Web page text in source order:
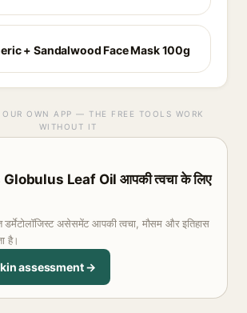
+ Sandalwood Face Mask 100g
OUR OWN APP — THE FREE TOOLS WORK
WITHOUT IT
Leaf Oil आपकी त्वचा के लिए
असेसमेंट आपकी त्वचा, मौसम और इतिहास
है।
assessment →